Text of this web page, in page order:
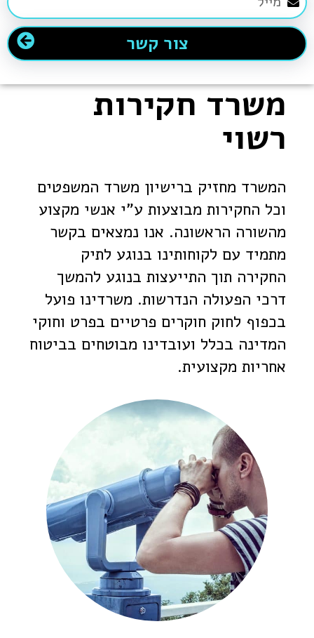
צור קשר
משרד חקירות
רשוי
המשרד מחזיק ברישיון משרד המשפטים
וכל החקירות מבוצעות ע"י אנשי מקצוע
מהשורה הראשונה. אנו נמצאים בקשר
מתמיד עם לקוחותינו בנוגע לתיק
החקירה תוך התייעצות בנוגע להמשך
דרכי הפעולה הנדרשות. משרדינו פועל
בכפוף לחוק חוקרים פרטיים בפרט וחוקי
המדינה בכלל ועובדינו מבוטחים בביטוח
אחריות מקצועית.